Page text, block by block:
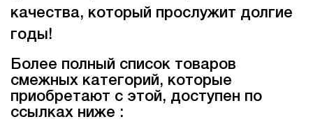
качества, который прослужит долгие
годы!
Более полный список товаров
смежных категорий, которые
приобретают с этой, доступен по
ссылках ниже :